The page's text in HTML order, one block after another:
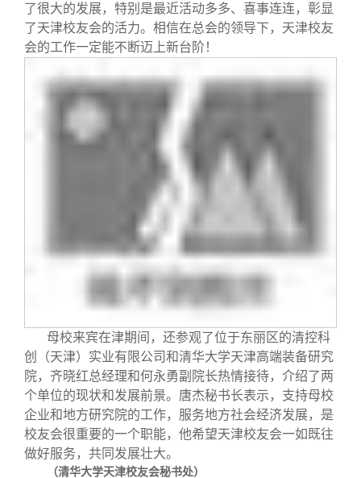
了很大的发展，特别是最近活动多多、喜事连连，彰显
了天津校友会的活力。相信在总会的领导下，天津校友
会的工作一定能不断迈上新台阶！
母校来宾在津期间，还参观了位于东丽区的清控科
创（天津）实业有限公司和清华大学天津高端装备研究
院，齐晓红总经理和何永勇副院长热情接待，介绍了两
个单位的现状和发展前景。唐杰秘书长表示，支持母校
企业和地方研究院的工作，服务地方社会经济发展，是
校友会很重要的一个职能，他希望天津校友会一如既往
做好服务，共同发展壮大。
（清华大学天津校友会秘书处）